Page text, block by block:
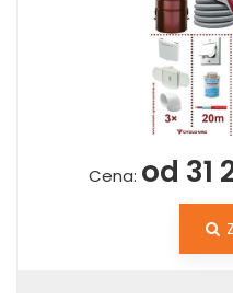
Cena: od 31